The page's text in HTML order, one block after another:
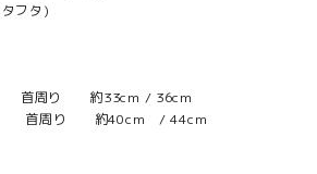
フタ)
首周り 約33cm / 36cm
首周り 約40cm / 44cm